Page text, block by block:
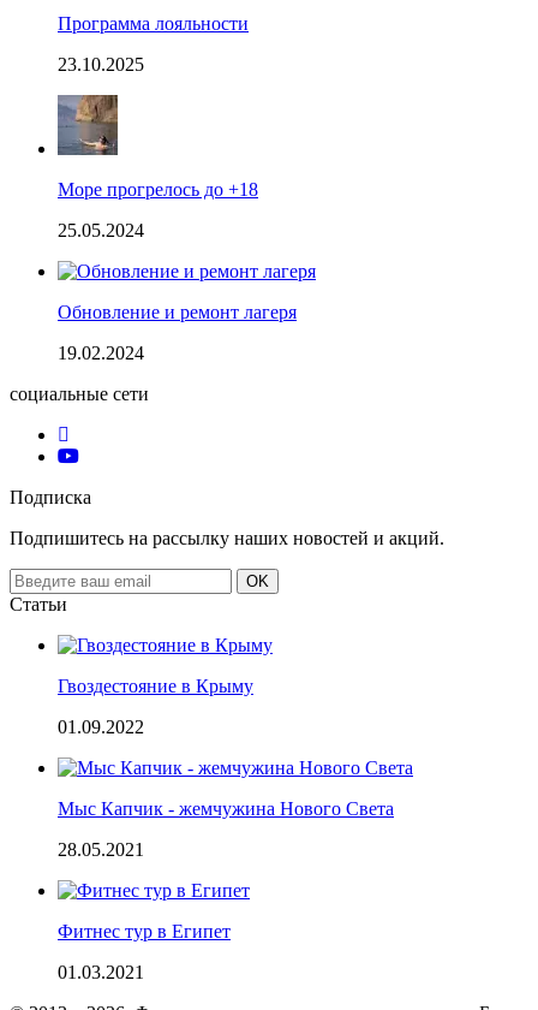
Программа лояльности
23.10.2025
Море прогрелось до +18
25.05.2024
Обновление и ремонт лагеря
19.02.2024
социальные сети
Подписка
Подпишитесь на рассылку наших новостей и акций.
Email
address
OK
Статьи
Гвоздестояние в Крыму
01.09.2022
Мыс Капчик - жемчужина Нового Света
28.05.2021
Фитнес тур в Египет
01.03.2021